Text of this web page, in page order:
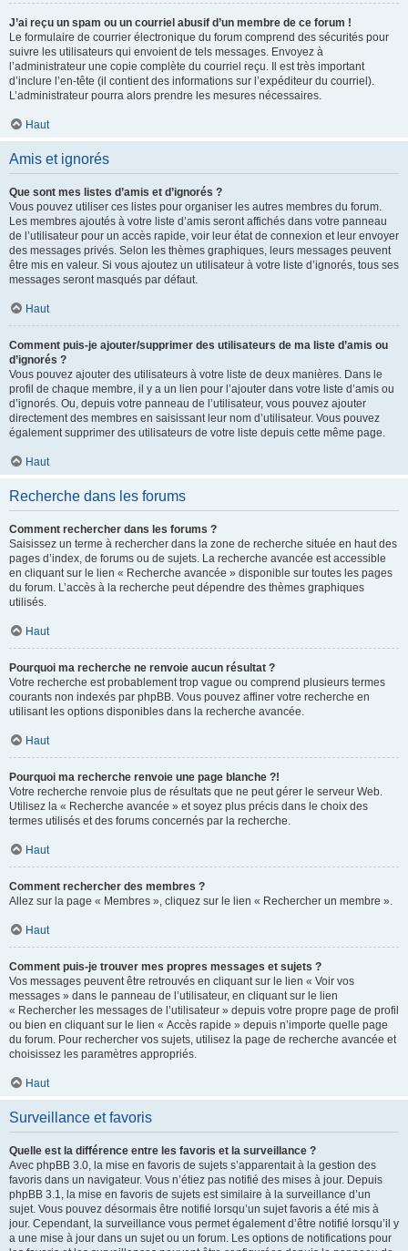
J’ai reçu un spam ou un courriel abusif d’un membre de ce forum !
Le formulaire de courrier électronique du forum comprend des sécurités pour
suivre les utilisateurs qui envoient de tels messages. Envoyez à
l’administrateur une copie complète du courriel reçu. Il est très important
d’inclure l’en-tête (il contient des informations sur l’expéditeur du courriel).
L’administrateur pourra alors prendre les mesures nécessaires.
Haut
Amis et ignorés
Que sont mes listes d’amis et d’ignorés ?
Vous pouvez utiliser ces listes pour organiser les autres membres du forum.
Les membres ajoutés à votre liste d’amis seront affichés dans votre panneau
de l’utilisateur pour un accès rapide, voir leur état de connexion et leur envoyer
des messages privés. Selon les thèmes graphiques, leurs messages peuvent
être mis en valeur. Si vous ajoutez un utilisateur à votre liste d’ignorés, tous ses
messages seront masqués par défaut.
Haut
Comment puis-je ajouter/supprimer des utilisateurs de ma liste d’amis ou
d’ignorés ?
Vous pouvez ajouter des utilisateurs à votre liste de deux manières. Dans le
profil de chaque membre, il y a un lien pour l’ajouter dans votre liste d’amis ou
d’ignorés. Ou, depuis votre panneau de l’utilisateur, vous pouvez ajouter
directement des membres en saisissant leur nom d’utilisateur. Vous pouvez
également supprimer des utilisateurs de votre liste depuis cette même page.
Haut
Recherche dans les forums
Comment rechercher dans les forums ?
Saisissez un terme à rechercher dans la zone de recherche située en haut des
pages d’index, de forums ou de sujets. La recherche avancée est accessible
en cliquant sur le lien « Recherche avancée » disponible sur toutes les pages
du forum. L’accès à la recherche peut dépendre des thèmes graphiques
utilisés.
Haut
Pourquoi ma recherche ne renvoie aucun résultat ?
Votre recherche est probablement trop vague ou comprend plusieurs termes
courants non indexés par phpBB. Vous pouvez affiner votre recherche en
utilisant les options disponibles dans la recherche avancée.
Haut
Pourquoi ma recherche renvoie une page blanche ?!
Votre recherche renvoie plus de résultats que ne peut gérer le serveur Web.
Utilisez la « Recherche avancée » et soyez plus précis dans le choix des
termes utilisés et des forums concernés par la recherche.
Haut
Comment rechercher des membres ?
Allez sur la page « Membres », cliquez sur le lien « Rechercher un membre ».
Haut
Comment puis-je trouver mes propres messages et sujets ?
Vos messages peuvent être retrouvés en cliquant sur le lien « Voir vos
messages » dans le panneau de l’utilisateur, en cliquant sur le lien
« Rechercher les messages de l’utilisateur » depuis votre propre page de profil
ou bien en cliquant sur le lien « Accès rapide » depuis n’importe quelle page
du forum. Pour rechercher vos sujets, utilisez la page de recherche avancée et
choisissez les paramètres appropriés.
Haut
Surveillance et favoris
Quelle est la différence entre les favoris et la surveillance ?
Avec phpBB 3.0, la mise en favoris de sujets s’apparentait à la gestion des
favoris dans un navigateur. Vous n’étiez pas notifié des mises à jour. Depuis
phpBB 3.1, la mise en favoris de sujets est similaire à la surveillance d’un
sujet. Vous pouvez désormais être notifié lorsqu’un sujet favoris a été mis à
jour. Cependant, la surveillance vous permet également d’être notifié lorsqu’il y
a une mise à jour dans un sujet ou un forum. Les options de notifications pour